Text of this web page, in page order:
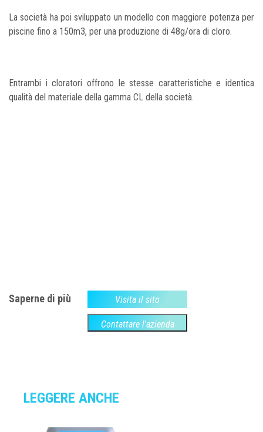
La società ha poi sviluppato un modello con maggiore potenza per
piscine fino a 150m3, per una produzione di 48g/ora di cloro.
Entrambi i cloratori offrono le stesse caratteristiche e identica
qualità del materiale della gamma CL della società.
Saperne di più Visita il sito
Contattare l'azienda
LEGGERE ANCHE